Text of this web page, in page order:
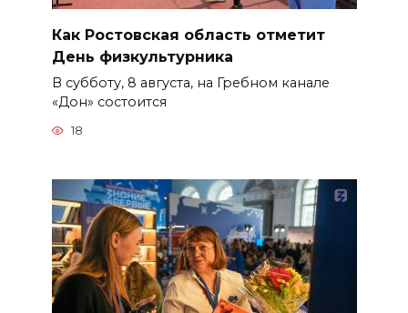
Как Ростовская область отметит
День физкультурника
В субботу, 8 августа, на Гребном канале
«Дон» состоится
18